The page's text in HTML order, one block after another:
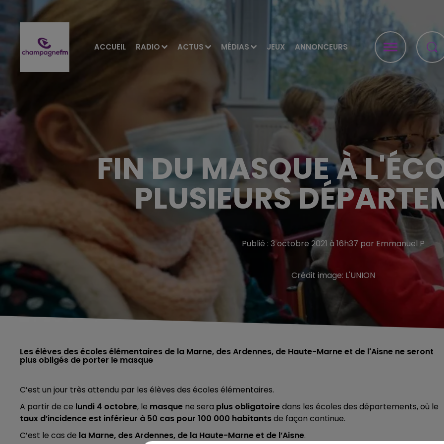
ACCUEIL RADIO ACTUS MÉDIAS JEUX ANNONCEURS
FIN DU MASQUE À
PLUSIEURS
Publié : 3 octobre 2021 à 16h37 par Emmanuel P
Crédit image: L'UNION
Les élèves des écoles élémentaires de la Marne, des Ardennes, de Haute-Marne et de l'Aisne ne seront
plus obligés de porter le masque
C’est un jour très attendu par les élèves des écoles élémentaires.
A partir de ce lundi 4 octobre, le masque ne sera plus obligatoiredans les écoles des départements, où le
taux d’incidence est inférieur à 50 cas pour 100 000 habitantsde façon continue.
C’est le cas de la Marne, des Ardennes, de la Haute-Marne et de l’Aisne.